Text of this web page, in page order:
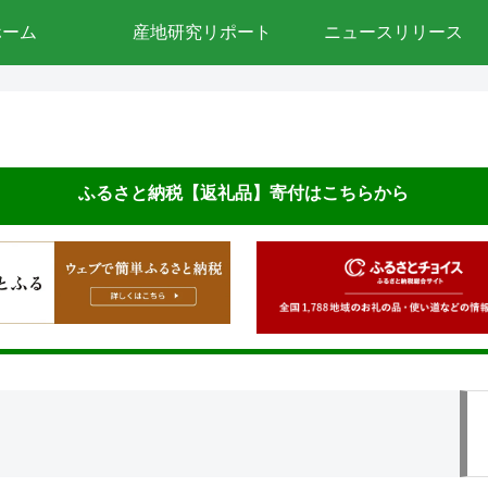
ム 産地研究リポート ニュースリリース
ふるさと納税【返礼品】寄付はこちらから